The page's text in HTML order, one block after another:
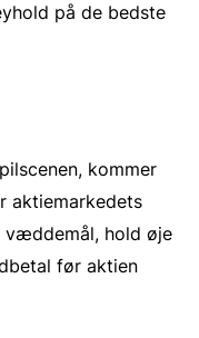
på de bedste
kommer
aktiemarkedets
væddemål, hold øje
før aktien